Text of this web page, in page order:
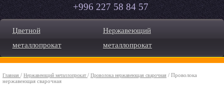
+996 227 58 84 57
Цветной
металлопрокат
Нержавеющий
металлопрокат
Главная / Нержавеющий металлопрокат/ Проволока нержавеющая сварочная / Проволока
нержавеющая сварочная